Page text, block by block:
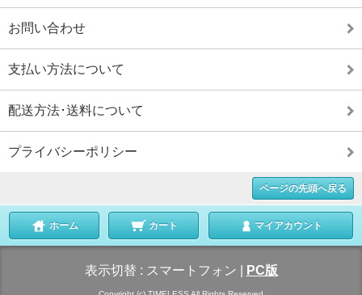
お問い合わせ
支払い方法について
配送方法･送料について
プライバシーポリシー
ページの先頭へ戻る
ホーム カート マイアカウント
表示切替 : スマートフォン PC版